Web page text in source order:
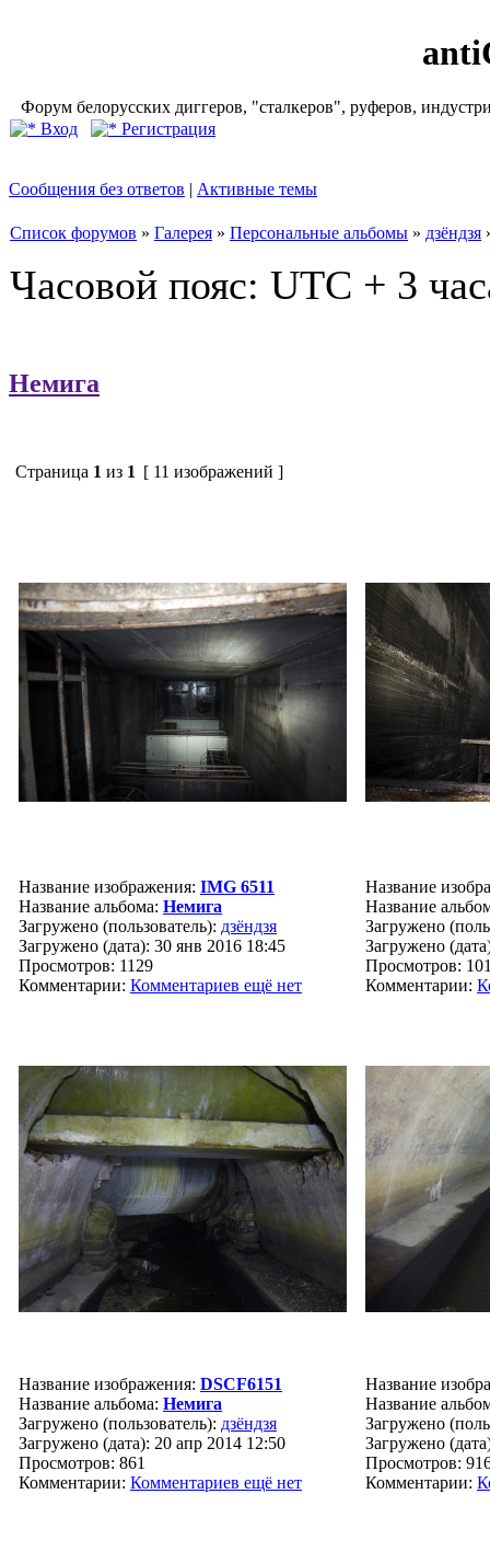
Форум белорусских диггеров, "сталкеров", руферов,
Вход
Регистрация
Сообщения без ответов | Активные темы
Список форумов » Галерея » Персональные альбомы » дзёндзя
Часовой пояс: UTC + 3
Немига
Страница 1 из 1 [ 11 изображений ]
Название изображения: IMG 6511
Название альбома: Немига
Загружено (пользователь): дзёндзя
Загружено (дата): 30 янв 2016 18:45
Просмотров: 1129
Комментарии: Комментариев ещё нет
Название
Название
Загружено
Загружено
Просмотров:
Комментарии:
Название изображения: DSCF6151
Название альбома: Немига
Загружено (пользователь): дзёндзя
Загружено (дата): 20 апр 2014 12:50
Просмотров: 861
Комментарии: Комментариев ещё нет
Название
Название
Загружено
Загружено
Просмотров:
Комментарии: